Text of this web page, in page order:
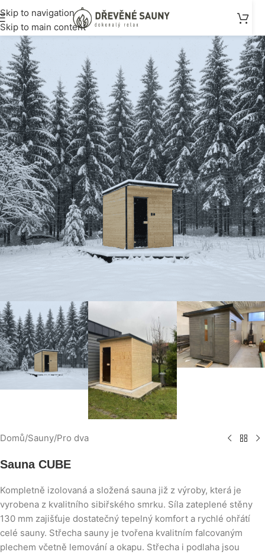
Skip to navigation
Skip to main content
Domů/Sauny/Pro dva
Sauna CUBE
Kompletně izolovaná a složená sauna již z výroby, která je
vyrobena z kvalitního sibiřského smrku. Síla zateplené stěny
130 mm zajišťuje dostatečný tepelný komfort a rychlé ohřátí
celé sauny. Střecha sauny je tvořena kvalitním falcovaným
plechem včetně lemování a okapu. Střecha i podlaha jsou